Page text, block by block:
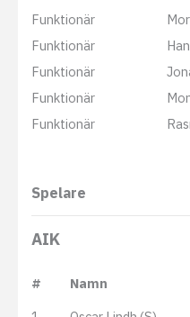
Funktionär
Funktionär
Funktionär
Funktionär
Funktionär
Spelare
AIK
#
Namn